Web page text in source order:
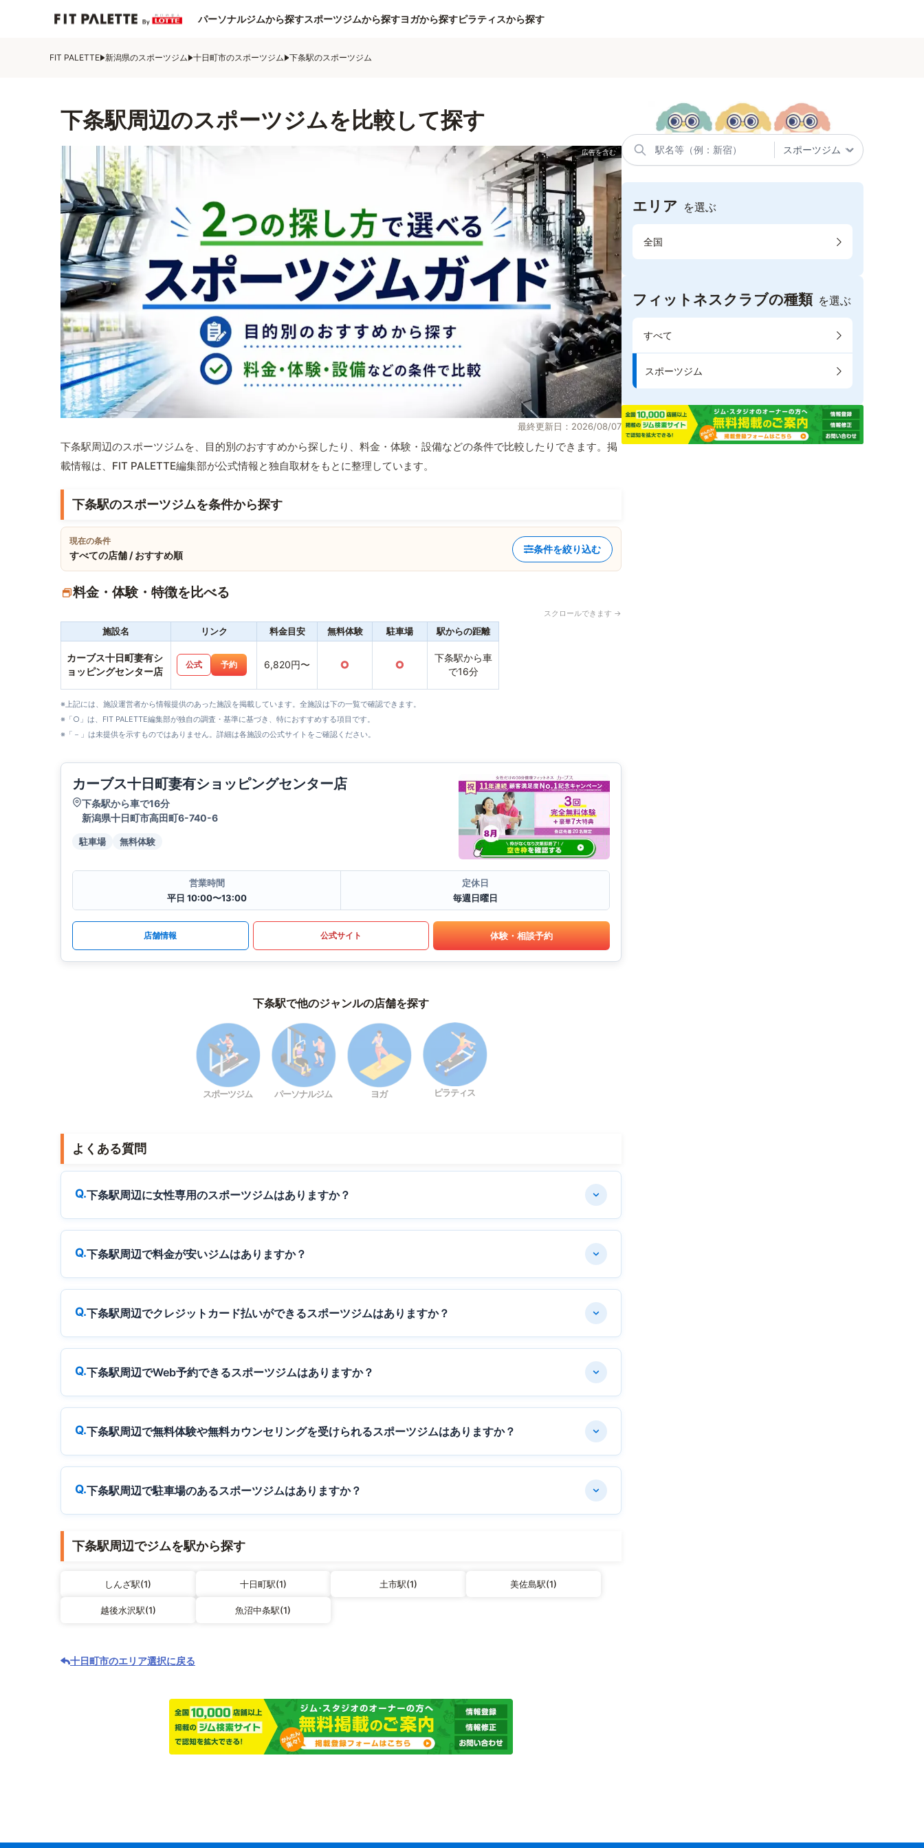
パーソナルジムから探すスポーツジムから探すヨガから探すピラティスから探す
FIT PALETTE 新潟県のスポーツジム 十日町市のスポーツジム 下条駅のスポーツジム
下条駅周辺のスポーツジムを比較して探す
最終更新日：2026/08/07
下条駅周辺のスポーツジムを、目的別のおすすめから探したり、料金・体験・設備などの条件で比較したりできます。掲
載情報は、FIT PALETTE編集部が公式情報と独自取材をもとに整理しています。
下条駅のスポーツジムを条件から探す
現在の条件
すべての店舗 / おすすめ順
条件を絞り込む
料金・体験・特徴を比べる
スクロールできます →
施設名 リンク 料金目安 無料体験 駐車場 駅からの距離
カーブス十日町妻有シ
ョッピングセンター店
公式 予約 6,820円〜 ○ ○
下条駅から車
で16分
※上記には、施設運営者から情報提供のあった施設を掲載しています。全施設は下の一覧で確認できます。
※「○」は、FIT PALETTE編集部が独自の調査・基準に基づき、特におすすめする項目です。
※「－」は未提供を示すものではありません。詳細は各施設の公式サイトをご確認ください。
カーブス十日町妻有ショッピングセンター店
下条駅から車で16分
新潟県十日町市高田町6-740-6
駐車場 無料体験
営業時間
平日 10:00〜13:00
定休日
毎週日曜日
店舗情報 公式サイト 体験・相談予約
下条駅で他のジャンルの店舗を探す
スポーツジム パーソナルジム ヨガ ピラティス
よくある質問
下条駅周辺に女性専用のスポーツジムはありますか？
下条駅周辺で料金が安いジムはありますか？
下条駅周辺でクレジットカード払いができるスポーツジムはありますか？
下条駅周辺でWeb予約できるスポーツジムはありますか？
下条駅周辺で無料体験や無料カウンセリングを受けられるスポーツジムはありますか？
下条駅周辺で駐車場のあるスポーツジムはありますか？
下条駅周辺でジムを駅から探す
しんざ駅(1) 十日町駅(1) 土市駅(1) 美佐島駅(1)
越後水沢駅(1) 魚沼中条駅(1)
十日町市のエリア選択に戻る
エリア を選ぶ
全国
フィットネスクラブの種類 を選ぶ
すべて
スポーツジム